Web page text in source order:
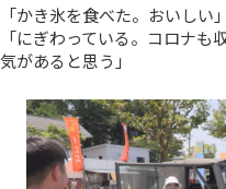
「かき氷を食べた。おいしい」
「にぎわっている。コロナ
気があると思う」